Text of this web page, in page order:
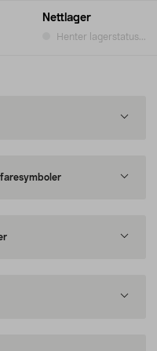
Nettlager
Henter lagerstatus...
faresymboler